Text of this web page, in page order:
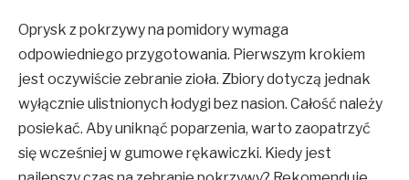
Oprysk z pokrzywy na pomidory wymaga
odpowiedniego przygotowania. Pierwszym krokiem
jest oczywiście zebranie zioła. Zbiory dotyczą jednak
wyłącznie ulistnionych łodygi bez nasion. Całość należy
posiekać. Aby uniknąć poparzenia, warto zaopatrzyć
się wcześniej w gumowe rękawiczki. Kiedy jest